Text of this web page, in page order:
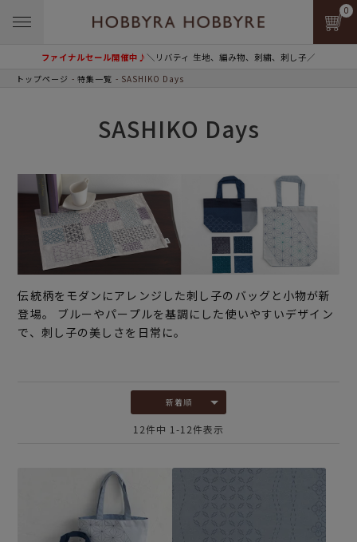
ファイナルセール開催中♪＼リバティ 生地、編み物、刺繍、刺し子／
0
トップページ 特集一覧 SASHIKO Days
SASHIKO Days
伝統柄をモダンにアレンジした刺し子のバッグと小物が新
登場。 ブルーやパープルを基調にした使いやすいデザイン
で、刺し子の美しさを日常に。
新着順
12件中 1 -12件表示